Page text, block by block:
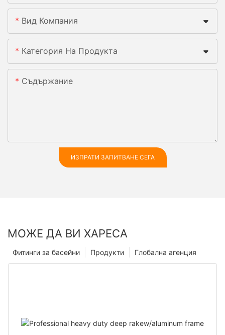
Вид Компания
Категория На Продукта
Съдържание
ИЗПРАТИ ЗАПИТВАНЕ СЕГА
МОЖЕ ДА ВИ ХАРЕСА
Глобална агенция
Продукти
Фитинги за басейни